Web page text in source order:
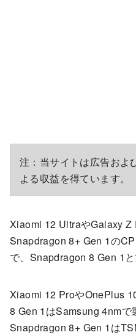
注：当サイトは広告およ
よる収益を得ています。
Xiaomi 12 UltraやGalaxy Z
Snapdragon 8+ Gen 1の
で、Snapdragon 8 Gen 1と
Xiaomi 12 ProやOnePlus
8 Gen 1はSamsung 4nmで
Snapdragon 8+ Gen 1は